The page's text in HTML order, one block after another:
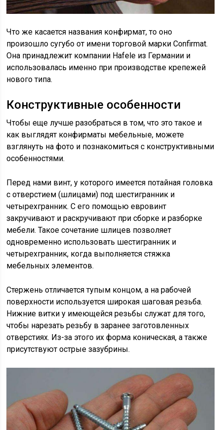
Что же касается названия конфирмат, то оно
произошло сугубо от имени торговой марки Confirmat.
Она принадлежит компании Hafele из Германии и
использовалась именно при производстве крепежей
нового типа.
Конструктивные особенности
Чтобы еще лучше разобраться в том, что это такое и
как выглядят конфирматы мебельные, можете
взглянуть на фото и познакомиться с конструктивными
особенностями.
Перед нами винт, у которого имеется потайная головка
с отверстием (шлицами) под шестигранник и
четырехгранник. С его помощью евровинт
закручивают и раскручивают при сборке и разборке
мебели. Такое сочетание шлицев позволяет
одновременно использовать шестигранник и
четырехгранник, когда выполняется стяжка
мебельных элементов.
Стержень отличается тупым концом, а на рабочей
поверхности используется широкая шаговая резьба.
Нижние витки у имеющейся резьбы служат для того,
чтобы нарезать резьбу в заранее заготовленных
отверстиях. Из-за этого их форма коническая, а также
присутствуют острые зазубрины.